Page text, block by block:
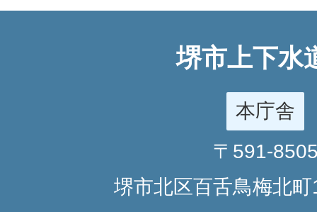
堺市上下水
本庁舎
〒591-
堺市北区百舌鳥梅北